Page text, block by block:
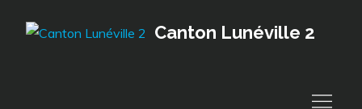
Canton Lunéville 2